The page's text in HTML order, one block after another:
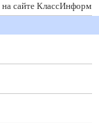
на сайте КлассИнформ